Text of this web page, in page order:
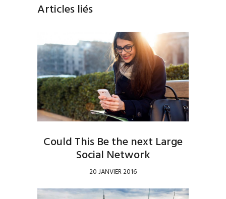
Articles liés
Could This Be the next Large
Social Network
20 JANVIER 2016